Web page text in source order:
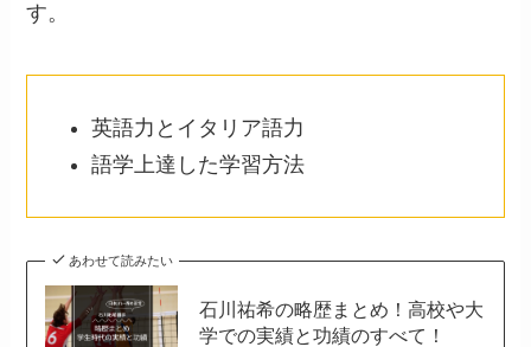
す。
英語力とイタリア語力
語学上達した学習方法
あわせて読みたい
石川祐希の略歴まとめ！高校や大
学での実績と功績のすべて！